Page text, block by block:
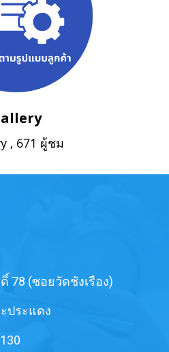
, 671 ผู้ชม
78 (ซอยวัดชังเรือง)
ประแดง